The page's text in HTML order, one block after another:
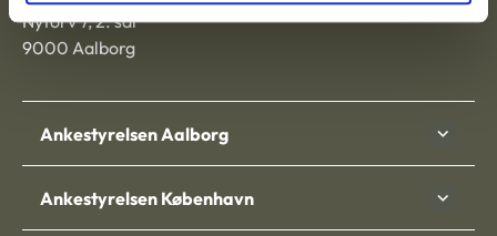
Nytorv 7, 2. sal
9000 Aalborg
Ankestyrelsen Aalborg
Ankestyrelsen København